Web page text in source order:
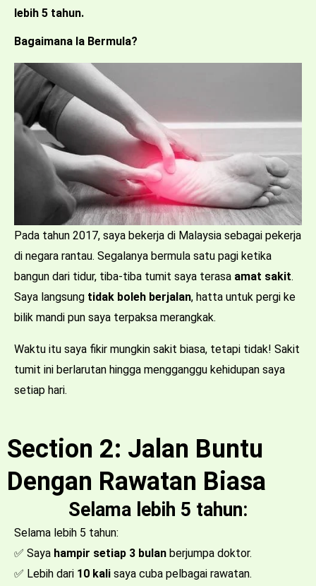
lebih 5 tahun.
Bagaimana Ia Bermula?
Pada tahun 2017, saya bekerja di Malaysia sebagai pekerja
di negara rantau. Segalanya bermula satu pagi ketika
bangun dari tidur, tiba-tiba tumit saya terasa amat sakit.
Saya langsung tidak boleh berjalan, hatta untuk pergi ke
bilik mandi pun saya terpaksa merangkak.
Waktu itu saya fikir mungkin sakit biasa, tetapi tidak! Sakit
tumit ini berlarutan hingga mengganggu kehidupan saya
setiap hari.
Section 2: Jalan Buntu
Dengan Rawatan Biasa
Selama lebih 5 tahun:
Selama lebih 5 tahun:
✅ Saya hampir setiap 3 bulan berjumpa doktor.
✅ Lebih dari 10 kali saya cuba pelbagai rawatan.